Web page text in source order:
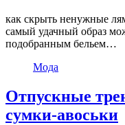
как скрыть ненужные
самый удачный образ
подобранным бельем…
Мода
Отпускные
сумки-авоськи